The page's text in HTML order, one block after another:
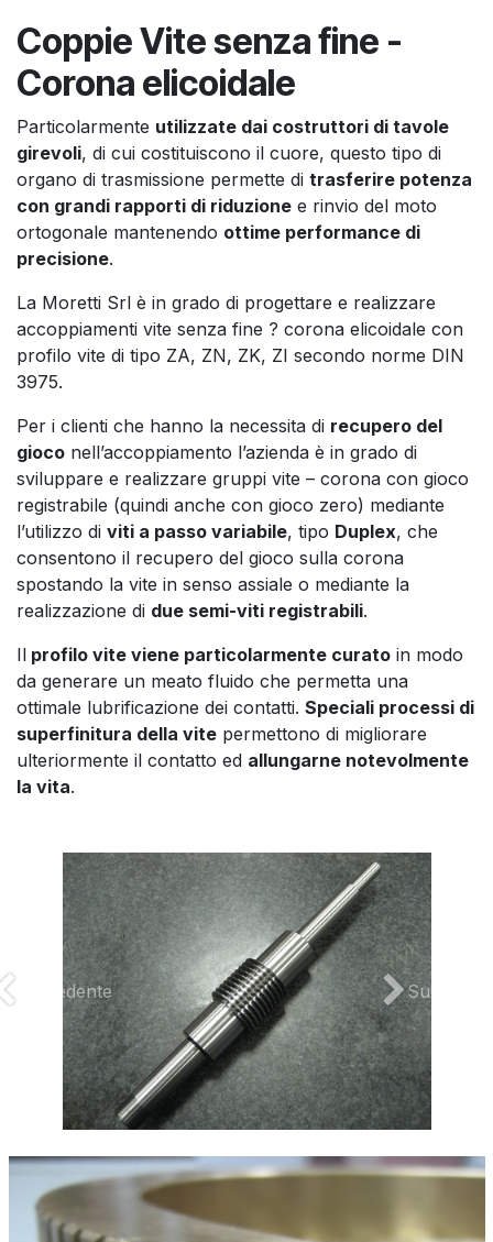
Coppie Vite senza fine -
Corona elicoidale
Particolarmente utilizzate dai costruttori di tavole
girevoli, di cui costituiscono il cuore, questo tipo di
organo di trasmissione permette di trasferire potenza
con grandi rapporti di riduzione e rinvio del moto
ortogonale mantenendo ottime performance di
precisione.
La Moretti Srl è in grado di progettare e realizzare
accoppiamenti vite senza fine ? corona elicoidale con
profilo vite di tipo ZA, ZN, ZK, ZI secondo norme DIN
3975.
Per i clienti che hanno la necessita di recupero del
gioco nell’accoppiamento l’azienda è in grado di
sviluppare e realizzare gruppi vite – corona con gioco
registrabile (quindi anche con gioco zero) mediante
l’utilizzo di viti a passo variabile, tipo Duplex, che
consentono il recupero del gioco sulla corona
spostando la vite in senso assiale o mediante la
realizzazione di due semi-viti registrabili.
Il profilo vite viene particolarmente curato in modo
da generare un meato fluido che permetta una
ottimale lubrificazione dei contatti. Speciali processi di
superfinitura della vite permettono di migliorare
ulteriormente il contatto ed allungarne notevolmente
la vita.
Precedente